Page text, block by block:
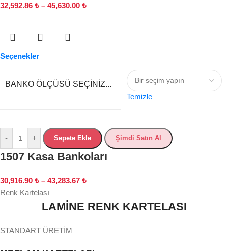
32,592.86 ₺ – 45,630.00 ₺
Seçenekler
BANKO ÖLÇÜSÜ SEÇINIZ...
Temizle
- + Sepete Ekle Şimdi Satın Al
1507 Kasa Bankoları
30,916.90 ₺ – 43,283.67 ₺
Renk Kartelası
LAMİNE RENK KARTELASI
STANDART ÜRETİM